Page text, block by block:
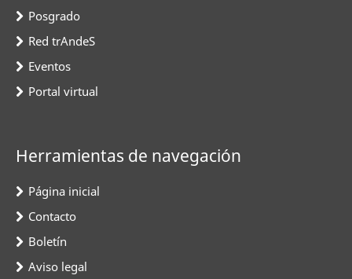
Posgrado
Red trAndeS
Eventos
Portal virtual
Herramientas de navegación
Página inicial
Contacto
Boletín
Aviso legal